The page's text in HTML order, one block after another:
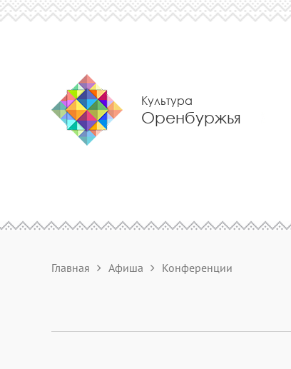
Культура
Оренбуржья
Главная Афиша Конференции